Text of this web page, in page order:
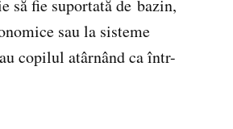
să fie suportată de bazin,
sau la sisteme
copilul atârnând ca într-